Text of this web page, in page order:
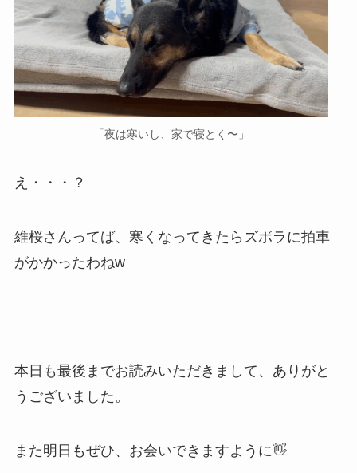
「夜は寒いし、家で寝とく〜」
え・・・？
維桜さんってば、寒くなってきたらズボラに拍車
がかかったわねw
本日も最後までお読みいただきまして、ありがと
うございました。
また明日もぜひ、お会いできますように👋